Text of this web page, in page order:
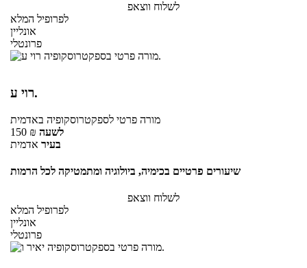
לשלוח ווצאפ
לפרופיל המלא
אונליין
פרונטלי
רוי ע.
מורה פרטי לספקטרוסקופיה באדמית
150 ₪ לשעה
בעיר אדמית
שיעורים פרטיים בכימיה, ביולוגיה ומתמטיקה לכל הרמות
לשלוח ווצאפ
לפרופיל המלא
אונליין
פרונטלי